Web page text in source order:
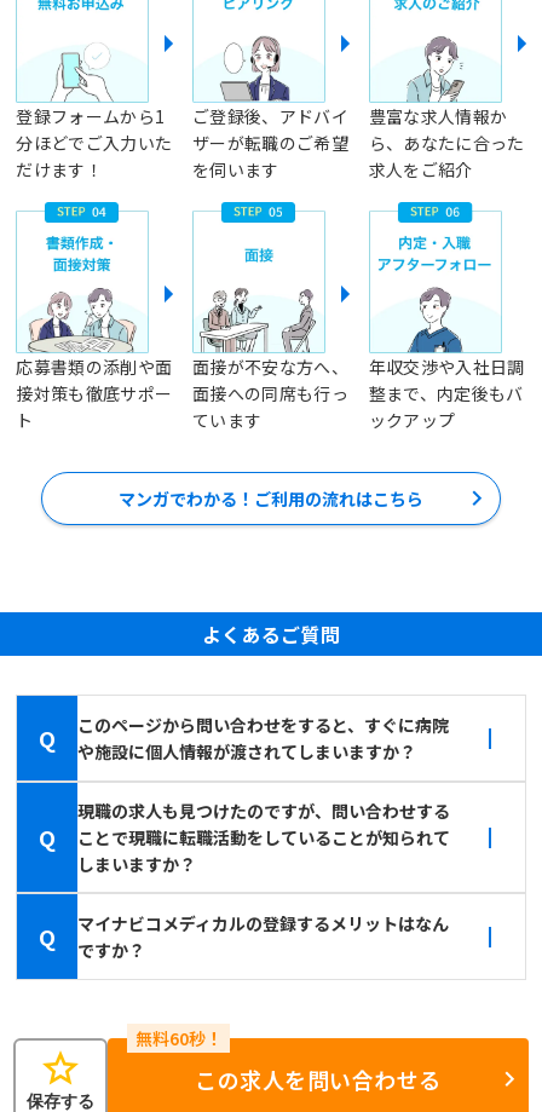
登録フォームから1
分ほどでご入力いた
だけます！
ご登録後、アドバイ
ザーが転職のご希望
を伺います
豊富な求人情報か
ら、あなたに合った
求人をご紹介
応募書類の添削や面
接対策も徹底サポー
ト
面接が不安な方へ、
面接への同席も行っ
ています
年収交渉や入社日調
整まで、内定後もバ
ックアップ
マンガでわかる！ご利用の流れはこちら
よくあるご質問
Q
このページから問い合わせをすると、すぐに病院
や施設に個人情報が渡されてしまいますか？
Q
現職の求人も見つけたのですが、問い合わせする
ことで現職に転職活動をしていることが知られて
しまいますか？
Q
マイナビコメディカルの登録するメリットはなん
ですか？
star
保存する
この求人を問い合わせる